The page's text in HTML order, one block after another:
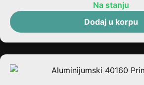
Na stanju
Dodaj u korpu